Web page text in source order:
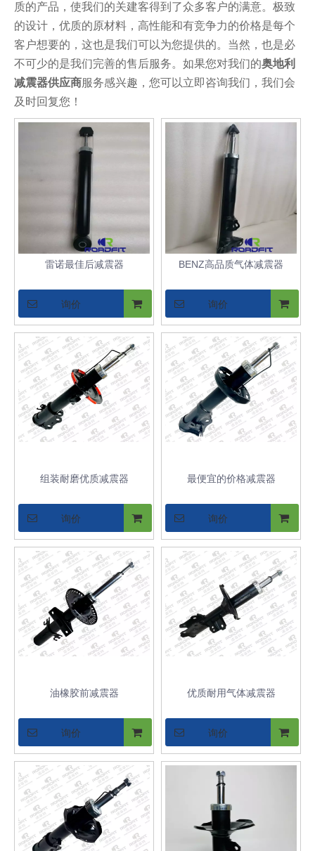
质的产品，使我们的关建客得到了众多客户的满意。极致
的设计，优质的原材料，高性能和有竞争力的价格是每个
客户想要的，这也是我们可以为您提供的。当然，也是必
不可少的是我们完善的售后服务。如果您对我们的奥地利
减震器供应商服务感兴趣，您可以立即咨询我们，我们会
及时回复您！
雷诺最佳后减震器
询价
BENZ高品质气体减震器
询价
组装耐磨优质减震器
询价
最便宜的价格减震器
询价
油橡胶前减震器
询价
优质耐用气体减震器
询价